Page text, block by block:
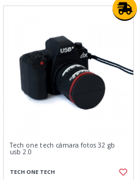
Tech one tech cámara fotos 32 gb
usb 2.0
TECH ONE TECH